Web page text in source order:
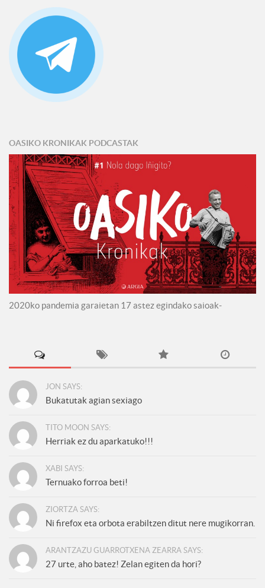
OASIKO KRONIKAK PODCASTAK
2020ko pandemia garaietan 17 astez egindako saioak-
JON SAYS:
Bukatutak agian sexiago
TITO MOON SAYS:
Herriak ez du aparkatuko!!!
XABI SAYS:
Ternuako forroa beti!
ZIORTZA SAYS:
Ni firefox eta orbota erabiltzen ditut nere mugikorran.
ARANTZAZU GUARROTXENA ZEARRA SAYS:
27 urte, aho batez! Zelan egiten da hori?